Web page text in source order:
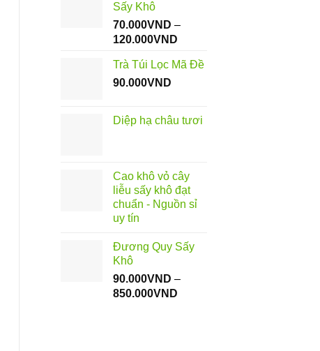
Sấy Khô
70.000VND –
120.000VND
từ
Trà Túi Lọc Mã Đề
90.000VND
Diệp hạ châu tươi
Cao khô vỏ cây
liễu sấy khô đạt
chuẩn - Nguồn sỉ
uy tín
Đương Quy Sấy
Khô
90.000VND –
850.000VND